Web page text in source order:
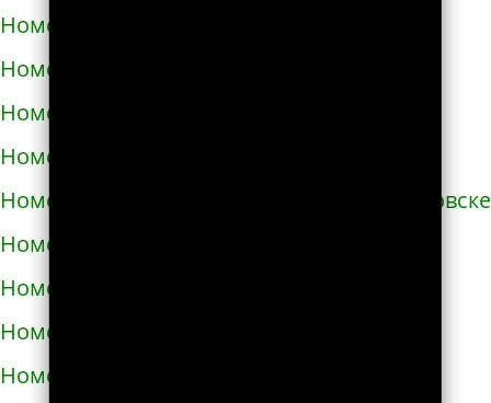
Номера телефонов такси в Знаменке
Номера телефонов такси в Золотоноше
Номера телефонов такси в Золочеве
Номера телефонов такси в Иванкове
Номера телефонов такси в Ивано-Франковске
Номера телефонов такси в Измаиле
Номера телефонов такси в Изюме
Номера телефонов такси в Изяславе
Номера телефонов такси в Ильинцах